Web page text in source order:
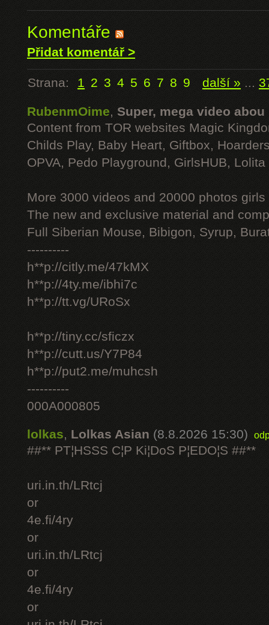
Komentáře
Přidat komentář >
Strana: 1 2 3 4 5 6 7 8 9 další » ...
RubenmOime, Super, mega video abou
Content from TOR websites Magic
Childs Play, Baby Heart, Giftbox,
OPVA, Pedo Playground, GirlsHUB, Lolita
More 3000 videos and 20000 photos
The new and exclusive material and
Full Siberian Mouse, Bibigon, Syrup,
----------
h**p://citly.me/47kMX
h**p://4ty.me/ibhi7c
h**p://tt.vg/URoSx
h**p://tiny.cc/sficzx
h**p://cutt.us/Y7P84
h**p://put2.me/muhcsh
----------
000A000805
lolkas, Lolkas Asian (8.8.2026 15:30)
##** PT¦HSSS C¦P Ki¦DoS P¦EDO¦S ##**
uri.in.th/LRtcj
or
4e.fi/4ry
or
uri.in.th/LRtcj
or
4e.fi/4ry
or